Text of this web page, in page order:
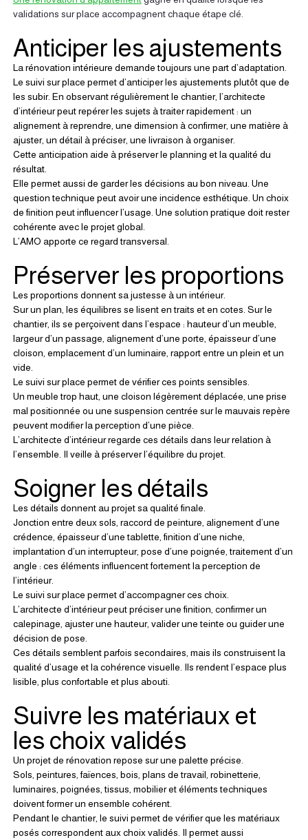
validations sur place accompagnent chaque étape clé.
Anticiper les ajustements
La rénovation intérieure demande toujours une part d’adaptation.
Le suivi sur place permet d’anticiper les ajustements plutôt que de
les subir. En observant régulièrement le chantier, l’architecte
d’intérieur peut repérer les sujets à traiter rapidement : un
alignement à reprendre, une dimension à confirmer, une matière à
ajuster, un détail à préciser, une livraison à organiser.
Cette anticipation aide à préserver le planning et la qualité du
résultat.
Elle permet aussi de garder les décisions au bon niveau. Une
question technique peut avoir une incidence esthétique. Un choix
de finition peut influencer l’usage. Une solution pratique doit rester
cohérente avec le projet global.
L’AMO apporte ce regard transversal.
Préserver les proportions
Les proportions donnent sa justesse à un intérieur.
Sur un plan, les équilibres se lisent en traits et en cotes. Sur le
chantier, ils se perçoivent dans l’espace : hauteur d’un meuble,
largeur d’un passage, alignement d’une porte, épaisseur d’une
cloison, emplacement d’un luminaire, rapport entre un plein et un
vide.
Le suivi sur place permet de vérifier ces points sensibles.
Un meuble trop haut, une cloison légèrement déplacée, une prise
mal positionnée ou une suspension centrée sur le mauvais repère
peuvent modifier la perception d’une pièce.
L’architecte d’intérieur regarde ces détails dans leur relation à
l’ensemble. Il veille à préserver l’équilibre du projet.
Soigner les détails
Les détails donnent au projet sa qualité finale.
Jonction entre deux sols, raccord de peinture, alignement d’une
crédence, épaisseur d’une tablette, finition d’une niche,
implantation d’un interrupteur, pose d’une poignée, traitement d’un
angle : ces éléments influencent fortement la perception de
l’intérieur.
Le suivi sur place permet d’accompagner ces choix.
L’architecte d’intérieur peut préciser une finition, confirmer un
calepinage, ajuster une hauteur, valider une teinte ou guider une
décision de pose.
Ces détails semblent parfois secondaires, mais ils construisent la
qualité d’usage et la cohérence visuelle. Ils rendent l’espace plus
lisible, plus confortable et plus abouti.
Suivre les matériaux et
les choix validés
Un projet de rénovation repose sur une palette précise.
Sols, peintures, faïences, bois, plans de travail, robinetterie,
luminaires, poignées, tissus, mobilier et éléments techniques
doivent former un ensemble cohérent.
Pendant le chantier, le suivi permet de vérifier que les matériaux
posés correspondent aux choix validés. Il permet aussi